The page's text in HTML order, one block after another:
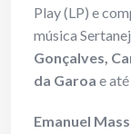
Play (LP) e
música
Gonçalves,
da Garoa e até
Emanuel